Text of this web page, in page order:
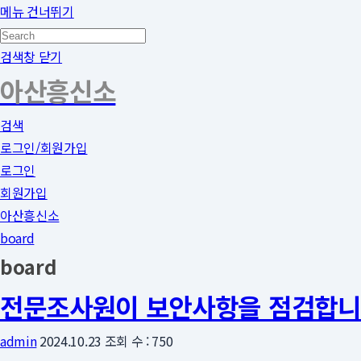
메뉴 건너뛰기
검색창 닫기
아산흥신소
검색
로그인/회원가입
로그인
회원가입
아산흥신소
board
board
전문조사원이 보안사항을 점검합
admin2024.10.23 조회 수 : 750